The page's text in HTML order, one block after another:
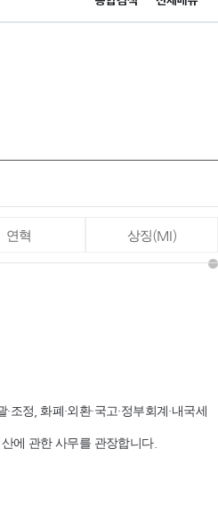
입니다.
연혁 상징(MI)
조정, 화폐·외환·국고·정부회계·내국세
에 관한 사무를 관장합니다.